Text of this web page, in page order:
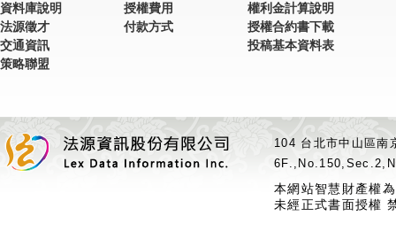
資料庫說明
法源徵才
交通資訊
策略聯盟
授權費用
付款方式
權利金計算說明
授權合約書下載
投稿基本資料表
104 台北市中山區
本網站智慧財產權
未經正式書面授權